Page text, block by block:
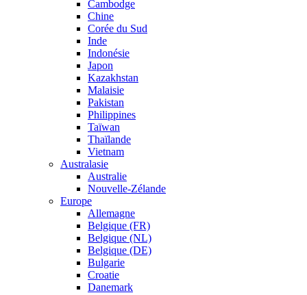
Cambodge
Chine
Corée du Sud
Inde
Indonésie
Japon
Kazakhstan
Malaisie
Pakistan
Philippines
Taïwan
Thaïlande
Vietnam
Australasie
Australie
Nouvelle-Zélande
Europe
Allemagne
Belgique (FR)
Belgique (NL)
Belgique (DE)
Bulgarie
Croatie
Danemark